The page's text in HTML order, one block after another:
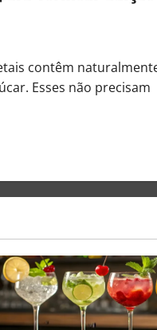
contêm
Esses não precisam